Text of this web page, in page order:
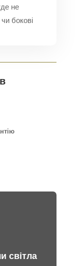
не
бокові
світла